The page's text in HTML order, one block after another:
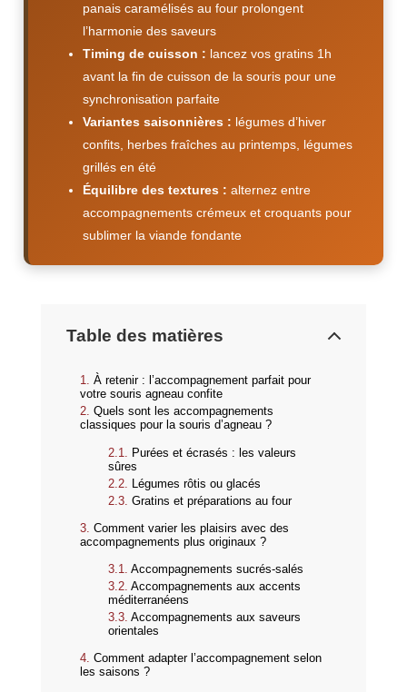
panais caramélisés au four prolongent
l’harmonie des saveurs
Timing de cuisson : lancez vos gratins 1h
avant la fin de cuisson de la souris pour une
synchronisation parfaite
Variantes saisonnières : légumes d’hiver
confits, herbes fraîches au printemps, légumes
grillés en été
Équilibre des textures : alternez entre
accompagnements crémeux et croquants pour
sublimer la viande fondante
Table des matières
À retenir : l’accompagnement parfait pour
votre souris agneau confite
Quels sont les accompagnements
classiques pour la souris d’agneau ?
Purées et écrasés : les valeurs
sûres
Légumes rôtis ou glacés
Gratins et préparations au four
Comment varier les plaisirs avec des
accompagnements plus originaux ?
Accompagnements sucrés-salés
Accompagnements aux accents
méditerranéens
Accompagnements aux saveurs
orientales
Comment adapter l’accompagnement selon
les saisons ?